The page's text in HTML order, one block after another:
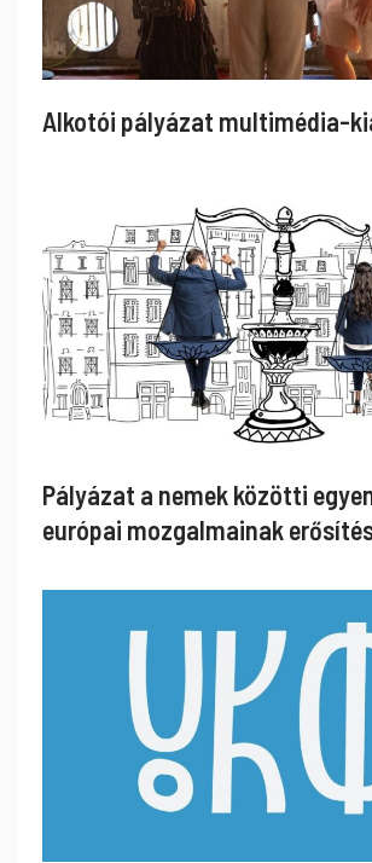
Alkotói pályázat multimédia-
Pályázat a nemek közötti
európai mozgalmainak